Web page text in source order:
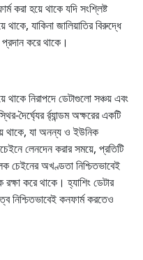
করা হয়ে থাকে যদি সংশ্লিষ্ট
যাকিনা জালিয়াতির বিরুদ্ধে
প্রদান করে থাকে।
থাকে নিরাপদে ডেটাগুলো সঞ্চয় এবং
দৈর্ঘ্যের র্র্যান্ডম অক্ষরের একটি
থাকে, যা অনন্য ও ইউনিক
লেনদেন করার সময়ে, প্রতিটি
চেইনের অখণ্ডতা নিশ্চিতভাবেই
করে থাকে। হ্যাশিং ডেটার
নিশ্চিতভাবেই কনফার্ম করতেও